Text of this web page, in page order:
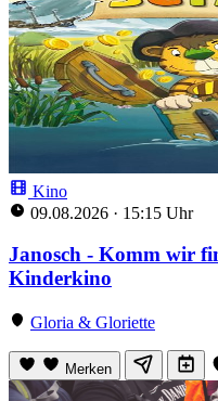
Kino
09.08.2026 · 15:15 Uhr
Janosch - Komm wir
Kinderkino
Gloria & Gloriette
Merken